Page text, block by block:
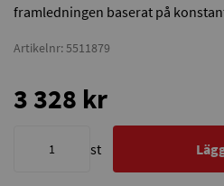
framledningen baserat på
Artikelnr: 5511879
3 328 kr
st